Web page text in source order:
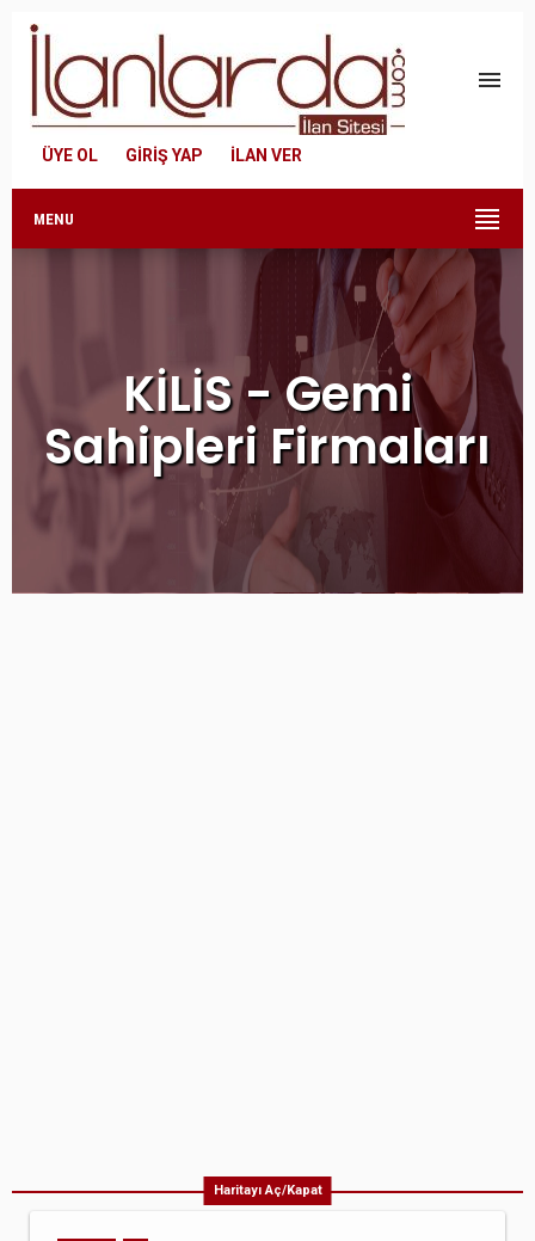
menu
ÜYE OL GİRİŞ YAP İLAN VER
MENU
KİLİS - Gemi
Sahipleri Firmaları
Haritayı Aç/Kapat